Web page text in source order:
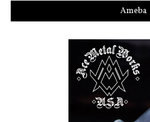
Ameba